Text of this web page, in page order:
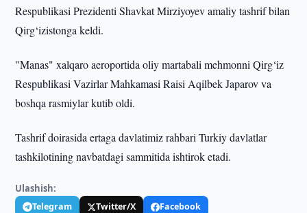
Respublikasi Prezidenti Shavkat Mirziyoyev amaliy tashrif bilan
Qirg‘izistonga keldi.
"Manas" xalqaro aeroportida oliy martabali mehmonni Qirg‘iz
Respublikasi Vazirlar Mahkamasi Raisi Aqilbek Japarov va
boshqa rasmiylar kutib oldi.
Tashrif doirasida ertaga davlatimiz rahbari Turkiy davlatlar
tashkilotining navbatdagi sammitida ishtirok etadi.
Ulashish:
Telegram Twitter/X
Facebook